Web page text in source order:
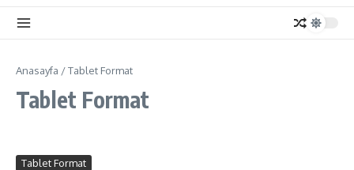
Anasayfa /Tablet Format
Tablet Format
Tablet Format